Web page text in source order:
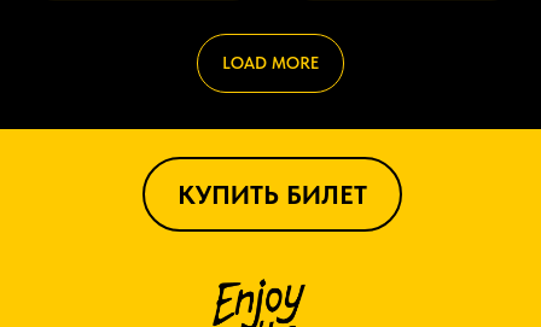
LOAD MORE
КУПИТЬ БИЛЕТ